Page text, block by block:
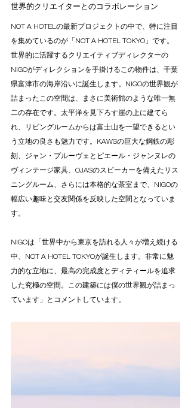
世界的クリエイターとのコラボレーション
NOT A HOTELの最新プロジェクトの中で、特に注目
を集めているのが「NOT A HOTEL TOKYO」です。
世界的に活躍するクリエイティブディレクターの
NIGOがディレクションを手掛けるこの物件は、千葉
県富津市の海岸沿いに誕生します。NIGOの世界観が
詰まったこの空間は、まさに美術館のような唯一無
二の存在です。太平洋を見下ろす崖の上に建てら
れ、リビングルームからは富士山を一望できるとい
う立地の良さも魅力です。KAWSの巨大な鋼鉄の彫
刻、ジャン・プルーヴェとピエール・ジャンヌレの
ヴィンテージ家具、OJASのスピーカーを備えたリス
ニングルーム、さらには本格的な茶室まで、NIGOの
幅広い趣味と交友関係を反映した空間となっていま
す。
NIGOは「世界中から東京を訪れる人々が増え続ける
中、NOT A HOTEL TOKYOが誕生します。非常に魅
力的な立地に、最高の完成度とディティールを追求
した究極の空間。この建築には僕の世界観が詰まっ
ています」とコメントしています。